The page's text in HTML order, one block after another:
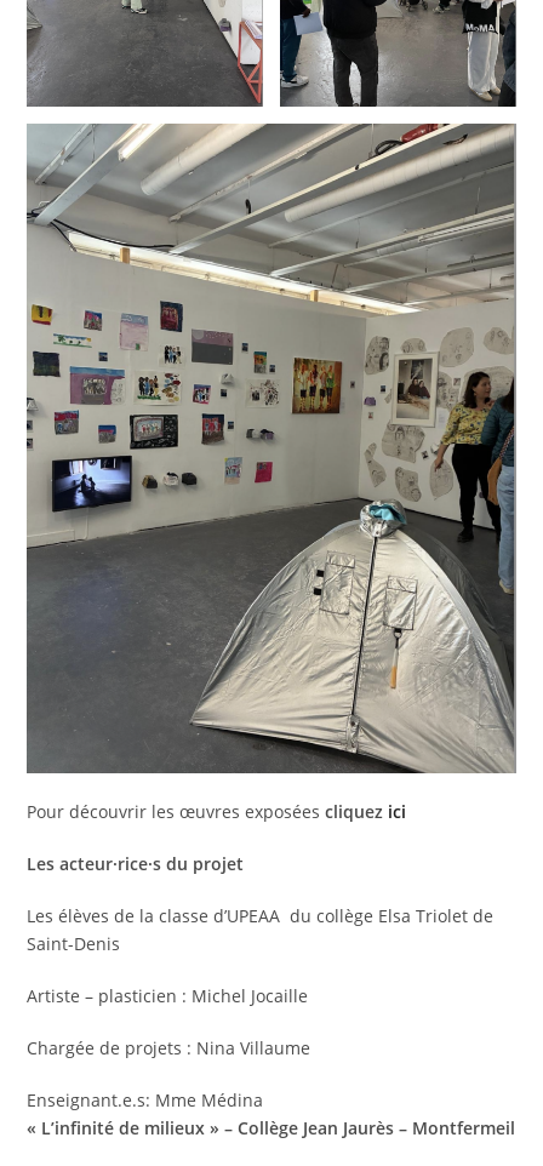
Pour découvrir les œuvres exposéescliquez ici
Les acteur·rice·s du projet
Les élèves de la classe d’UPEAA du collège Elsa Triolet de
Saint-Denis
Artiste – plasticien : Michel Jocaille
Chargée de projets : Nina Villaume
Enseignant.e.s: Mme Médina
« L’infinité de milieux » – Collège Jean Jaurès – Montfermeil